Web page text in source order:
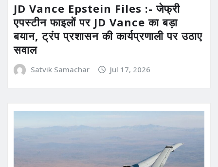
JD Vance Epstein Files :- जेफ्री
एपस्टीन फाइलों पर JD Vance का बड़ा
बयान, ट्रंप प्रशासन की कार्यप्रणाली पर उठाए
सवाल
Satvik Samachar Jul 17, 2026